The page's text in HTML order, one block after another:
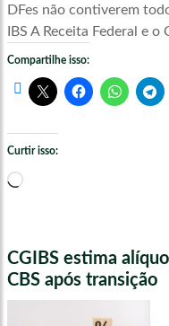
DFes não contiverem
IBS A Receita Federal e
Compartilhe isso:
Curtir isso:
Carregando...
CGIBS estima
CBS após transição